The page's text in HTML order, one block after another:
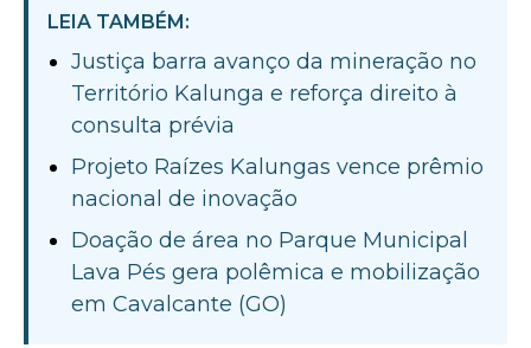
LEIA TAMBÉM:
Justiça barra avanço da mineração no
Território Kalunga e reforça direito à
consulta prévia
Projeto Raízes Kalungas vence prêmio
nacional de inovação
Doação de área no Parque Municipal
Lava Pés gera polêmica e mobilização
em Cavalcante (GO)